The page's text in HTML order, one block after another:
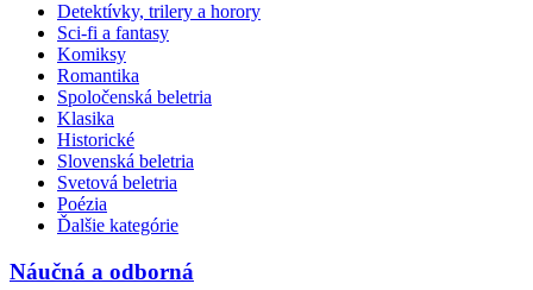
Detektívky, trilery a horory
Sci-fi a fantasy
Komiksy
Romantika
Spoločenská beletria
Klasika
Historické
Slovenská beletria
Svetová beletria
Poézia
Ďalšie kategórie
Náučná a odborná